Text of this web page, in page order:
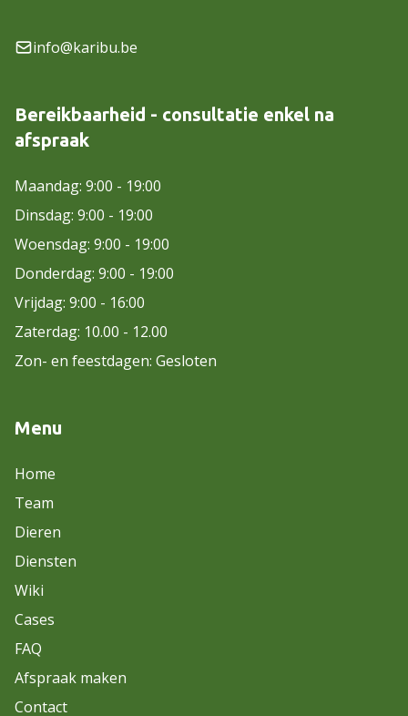
info@karibu.be
Bereikbaarheid - consultatie enkel na
afspraak
Maandag: 9:00 - 19:00
Dinsdag: 9:00 - 19:00
Woensdag: 9:00 - 19:00
Donderdag: 9:00 - 19:00
Vrijdag: 9:00 - 16:00
Zaterdag: 10.00 - 12.00
Zon- en feestdagen: Gesloten
Menu
Home
Team
Dieren
Diensten
Wiki
Cases
FAQ
Afspraak maken
Contact